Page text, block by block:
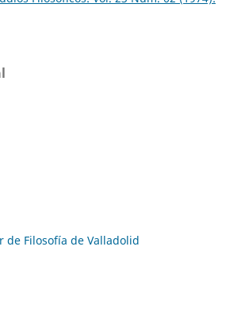
Filosofía de Valladolid